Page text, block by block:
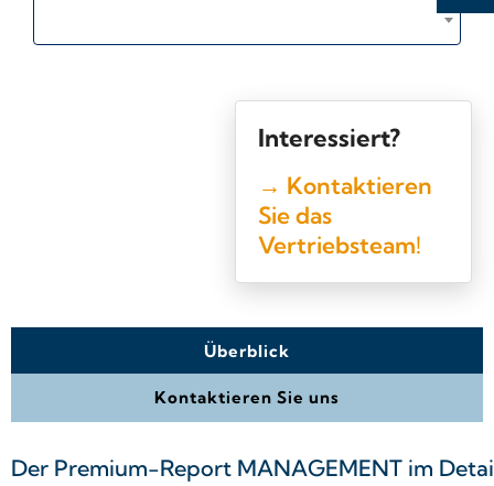
Interessiert?
→ Kontaktieren
Sie das
Vertriebsteam!
Überblick
Kontaktieren Sie uns
Der Premium-Report MANAGEMENT im
+